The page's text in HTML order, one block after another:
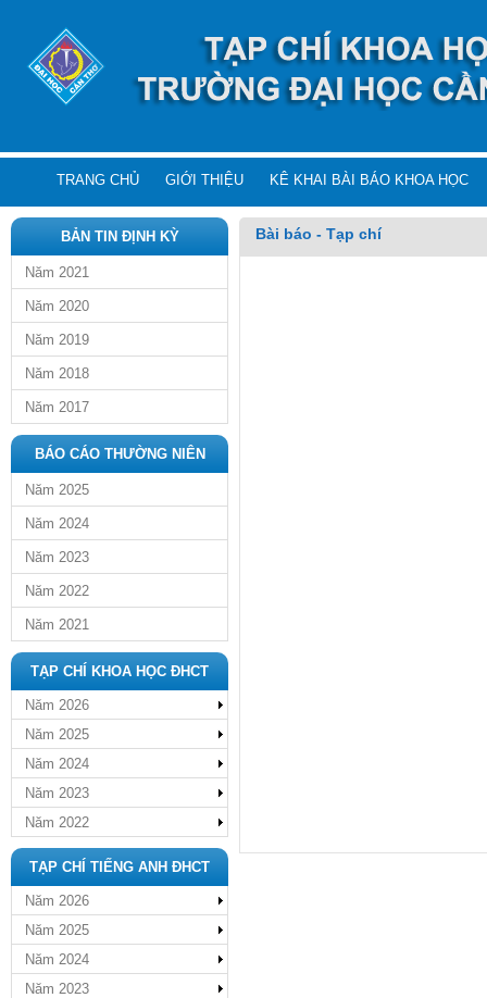
TRANG CHỦ GIỚI THIỆU KÊ KHAI BÀI BÁO KHOA HỌC
BẢN TIN ĐỊNH KỲ
Năm 2021
Năm 2020
Năm 2019
Năm 2018
Năm 2017
BÁO CÁO THƯỜNG NIÊN
Năm 2025
Năm 2024
Năm 2023
Năm 2022
Năm 2021
TẠP CHÍ KHOA HỌC ĐHCT
Năm 2026
Năm 2025
Năm 2024
Năm 2023
Năm 2022
TẠP CHÍ TIẾNG ANH ĐHCT
Năm 2026
Năm 2025
Năm 2024
Năm 2023
Bài báo - Tạp chí